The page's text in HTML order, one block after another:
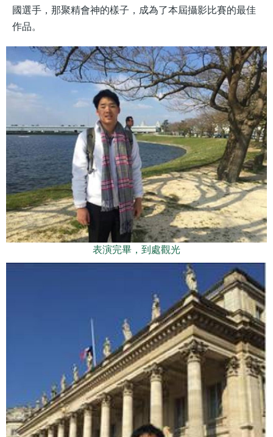
國選手，那聚精會神的樣子，成為了本屆攝影比賽的最佳
作品。
表演完畢，到處觀光